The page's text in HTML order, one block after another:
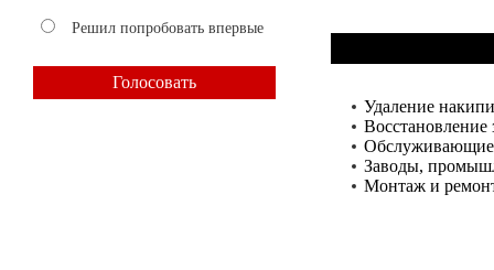
Решил попробовать впервые
Удаление
Восстановление
Заводы,
Монтаж и